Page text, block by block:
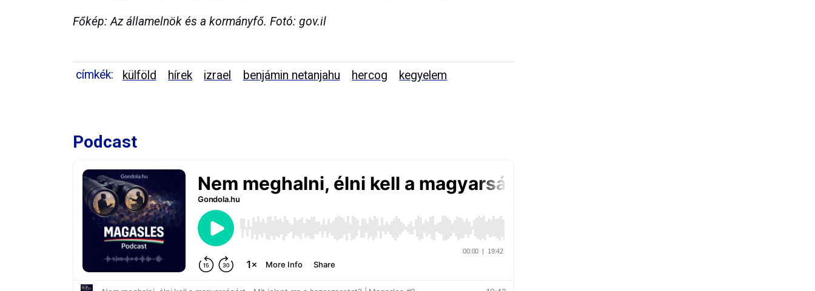
Főkép: Az államelnök és a kormányfő. Fotó: gov.il
címkék: külföld hírek izrael benjámin netanjahu hercog kegyelem
Podcast